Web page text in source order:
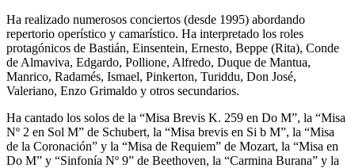
Ha realizado numerosos conciertos (desde 1995) abordando
repertorio operístico y camarístico. Ha interpretado los roles
protagónicos de Bastián, Einsentein, Ernesto, Beppe (Rita), Conde
de Almaviva, Edgardo, Pollione, Alfredo, Duque de Mantua,
Manrico, Radamés, Ismael, Pinkerton, Turiddu, Don José,
Valeriano, Enzo Grimaldo y otros secundarios.
Ha cantado los solos de la “Misa Brevis K. 259 en Do M”, la “Misa
Nº 2 en Sol M” de Schubert, la “Misa brevis en Si b M”, la “Misa
de la Coronación” y la “Misa de Requiem” de Mozart, la “Misa en
Do M” y “Sinfonía Nº 9” de Beethoven, la “Carmina Burana” y la